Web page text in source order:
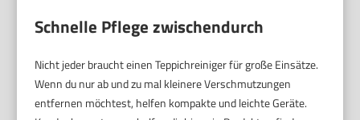
Schnelle Pflege zwischendurch
Nicht jeder braucht einen Teppichreiniger für große Einsätze.
Wenn du nur ab und zu mal kleinere Verschmutzungen
entfernen möchtest, helfen kompakte und leichte Geräte.